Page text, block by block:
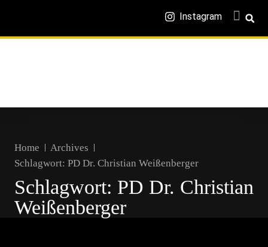
Instagram
Home
Archives
Schlagwort: PD Dr. Christian Weißenberger
Schlagwort: PD Dr. Christian
Weißenberger